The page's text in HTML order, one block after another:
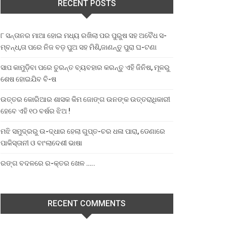
RECENT POSTS
୮ ସନ୍ତାନର ମାଆ ହୋଇ ମଧ୍ୟ ରଖିଲା ପର ପୁରୁଷ ସହ ଅବୈଧ ସ-
ମ୍ବନ୍ଧ,ତା ପରେ ନିଜ ବଡ଼ ପୁଅ ସହ ମିଶି,ଜାଣନ୍ତୁ ପୁରା ଘ-ଟଣା
ସାପ କାମୁଡ଼ିବା ପରେ ତୁରନ୍ତ ବ୍ୟବହାର କରନ୍ତୁ ଏହି ଜିନିଷ, ମୂଳରୁ
ଶେଷ ହୋଇଯିବ ବି-ଷ
ଉତ୍ତର କୋରିଆର ଶାସକ କିମ ଜୋଙ୍ଗ ଉନଙ୍କ ଉତ୍ତରାଧିକାରୀ
ହେବେ ଏହି ୧୦ ବର୍ଷର ଝିଅ !
ମଝି ସମୁଦ୍ରରୁ ଉ-ଦ୍ଧାର ହେଲା ଗୁପ୍ତ-ଚର ଧଳା ପାରା, ଡେଣାରେ
ପାକିସ୍ତାନୀ ଓ ବାଂଲାଦେଶୀ ଭାଷା
ରଙ୍ଗ ବଦଳରେ ର-କ୍ତର ଖେଳ …..
RECENT COMMENTS